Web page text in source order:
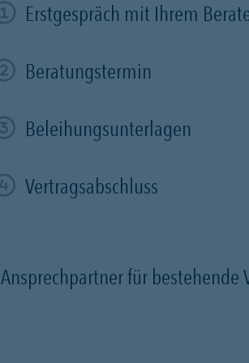
Erstgespräch mit Ihrem
Beratungstermin
Beleihungsunterlagen
Vertragsabschluss
Ansprechpartner für bestehende